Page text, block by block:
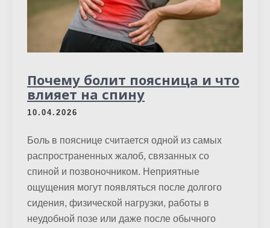
Почему болит поясница и что
влияет на спину
10.04.2026
Боль в пояснице считается одной из самых
распространенных жалоб, связанных со
спиной и позвоночником. Неприятные
ощущения могут появляться после долгого
сидения, физической нагрузки, работы в
неудобной позе или даже после обычного